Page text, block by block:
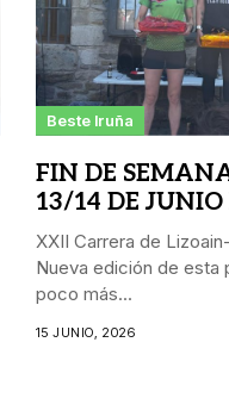
Beste Iruña
FIN DE
13/14 DE JUNIO
XXII Carrera de
Nueva edición de esta
poco más...
15 JUNIO, 2026